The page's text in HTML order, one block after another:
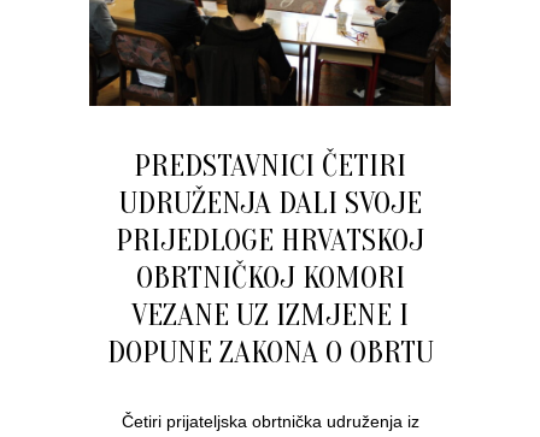
PREDSTAVNICI ČETIRI
UDRUŽENJA DALI SVOJE
PRIJEDLOGE HRVATSKOJ
OBRTNIČKOJ KOMORI
VEZANE UZ IZMJENE I
DOPUNE ZAKONA O OBRTU
Četiri prijateljska obrtnička udruženja iz